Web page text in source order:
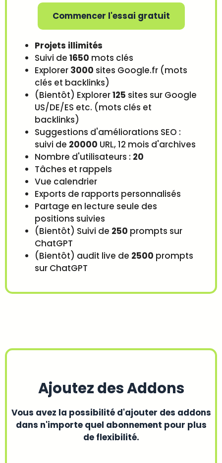
Commencer l'essai gratuit
Projets illimités
Suivi de 1650 mots clés
Explorer 3000 sites Google.fr (mots
clés et backlinks)
(Bientôt) Explorer125 sites sur Google
US/DE/ES etc. (mots clés et
backlinks)
Suggestions d'améliorations SEO :
suivi de 20000 URL, 12 mois d'archives
Nombre d'utilisateurs : 20
Tâches et rappels
Vue calendrier
Exports de rapports personnalisés
Partage en lecture seule des
positions suivies
(Bientôt) Suivi de 250 prompts sur
ChatGPT
(Bientôt) audit live de 2500 prompts
sur ChatGPT
Ajoutez des Addons
Vous avez la possibilité d'ajouter des addons
dans n'importe quel abonnement pour plus
de flexibilité.